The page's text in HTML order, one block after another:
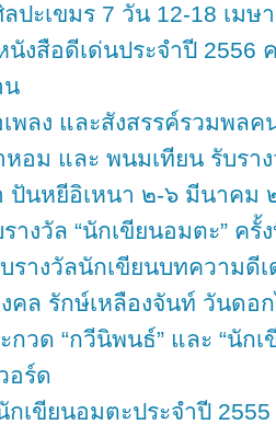
ปะเขมร 7 วัน 12-18 เมษ
นังสือดีเด่นประจำปี 2556
น
เพลง และสังสรรค์รวมพล
หอม และ พนมเทียน รับรา
ปันหยีอิเหนา ๒-๖ มีนาคม
างวัล “นักเขียนอมตะ” ครั้
รางวัลนักเขียนบทความดี
คล รักษ์เหลืองจันท์ วันดอ
กวด “กวีนิพนธ์” และ “นักเ
อร์ด
กเขียนอมตะประจำปี 2555